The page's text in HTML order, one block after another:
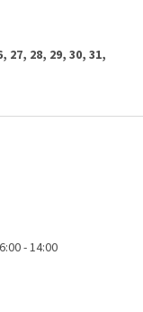
27, 28, 29, 30, 31,
- 14:00